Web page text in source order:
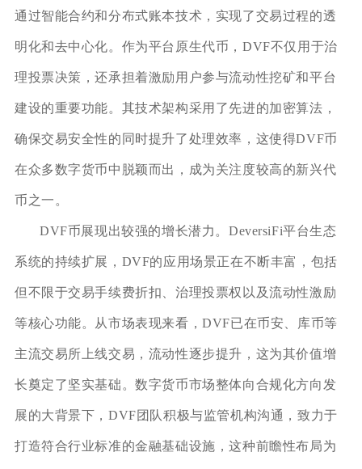
通过智能合约和分布式账本技术，实现了交易过程的透
明化和去中心化。作为平台原生代币，DVF不仅用于治
理投票决策，还承担着激励用户参与流动性挖矿和平台
建设的重要功能。其技术架构采用了先进的加密算法，
确保交易安全性的同时提升了处理效率，这使得DVF币
在众多数字货币中脱颖而出，成为关注度较高的新兴代
币之一。
DVF币展现出较强的增长潜力。DeversiFi平台生态
系统的持续扩展，DVF的应用场景正在不断丰富，包括
但不限于交易手续费折扣、治理投票权以及流动性激励
等核心功能。从市场表现来看，DVF已在币安、库币等
主流交易所上线交易，流动性逐步提升，这为其价值增
长奠定了坚实基础。数字货币市场整体向合规化方向发
展的大背景下，DVF团队积极与监管机构沟通，致力于
打造符合行业标准的金融基础设施，这种前瞻性布局为